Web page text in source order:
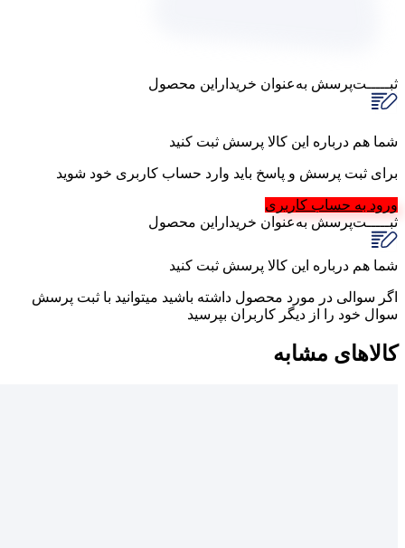
ثبـــــت‌پرسش به‌عنوان ‌خریدار‌این‌ محصول
شما هم درباره این کالا پرسش ثبت کنید
برای ثبت پرسش و پاسخ باید وارد حساب کاربری خود شوید
ورود به حساب کاربری
ثبـــــت‌پرسشبه‌عنوان ‌خریدار‌این‌ محصول
شما هم درباره این کالا پرسش ثبت کنید
اگر سوالی در مورد محصول داشته باشید میتوانید با ثبت پرسش
سوال خود را از دیگر کاربران بپرسید
کالاهای مشابه